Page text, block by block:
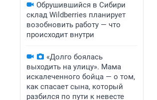
Обрушившийся в Сибири
склад Wildberries планирует
возобновить работу — что
происходит внутри
«Долго боялась
выходить на улицу». Мама
искалеченного бойца — о том,
как спасает сына, который
разбился по пути к невесте